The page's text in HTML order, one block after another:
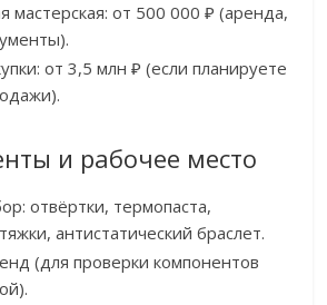
мастерская: от 500 000 ₽ (аренда,
от 3,5 млн ₽ (если планируете
и рабочее место
отвёртки, термопаста,
антистатический браслет.
(для проверки компонентов